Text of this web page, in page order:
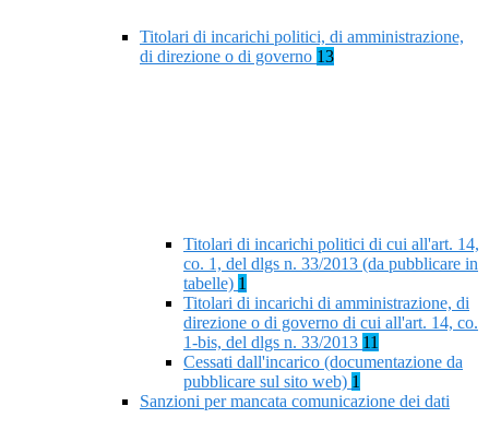
Titolari di incarichi politici, di amministrazione,
di direzione o di governo 13
Titolari di incarichi politici di cui all'art. 14,
co. 1, del dlgs n. 33/2013 (da pubblicare in
tabelle) 1
Titolari di incarichi di amministrazione, di
direzione o di governo di cui all'art. 14, co.
1-bis, del dlgs n. 33/2013 11
Cessati dall'incarico (documentazione da
pubblicare sul sito web) 1
Sanzioni per mancata comunicazione dei dati